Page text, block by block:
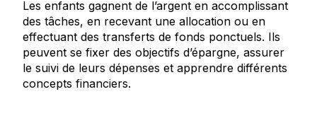
Les enfants gagnent de l’argent en accomplissant
des tâches, en recevant une allocation ou en
effectuant des transferts de fonds ponctuels. Ils
peuvent se fixer des objectifs d’épargne, assurer
le suivi de leurs dépenses et apprendre différents
concepts financiers.